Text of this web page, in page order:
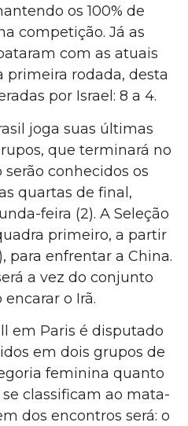
os 100% de
competição. Já as
com as atuais
primeira rodada, desta
por Israel: 8 a 4.
joga suas últimas
que terminará no
conhecidos os
quartas de final,
feira (2). A Seleção
primeiro, a partir
para enfrentar a China.
a vez do conjunto
o Irã.
em Paris é disputado
em dois grupos de
feminina quanto
classificam ao mata-
dos encontros será: o